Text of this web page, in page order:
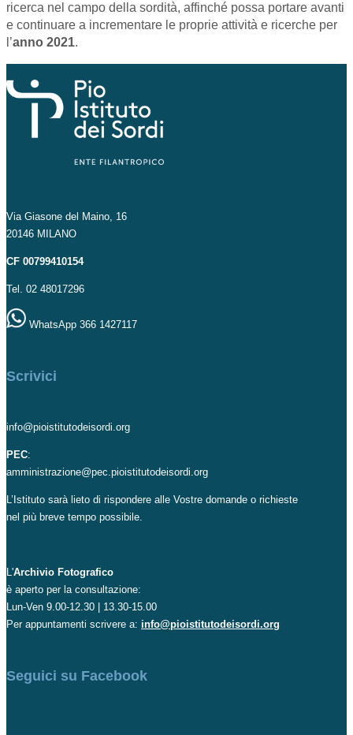
ricerca nel campo della sordità, affinché possa portare avanti
e continuare a incrementare le proprie attività e ricerche per
l’anno 2021.
Via Giasone del Maino, 16
20146 MILANO
CF 00799410154
Tel. 02 48017296
WhatsApp 366 1427117
Scrivici
info@pioistitutodeisordi.org
PEC:
amministrazione@pec.pioistitutodeisordi.org
L’Istituto sarà lieto di rispondere alle Vostre domande o richieste
nel più breve tempo possibile.
L'Archivio Fotografico
è aperto per la consultazione:
Lun-Ven 9.00-12.30 | 13.30-15.00
Per appuntamenti scrivere a: info@pioistitutodeisordi.org
Seguici su Facebook